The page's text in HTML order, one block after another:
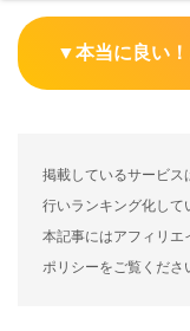
▼本当に良い
掲載しているサービス
行いランキング化して
本記事にはアフィリエ
ポリシーをご覧くださ